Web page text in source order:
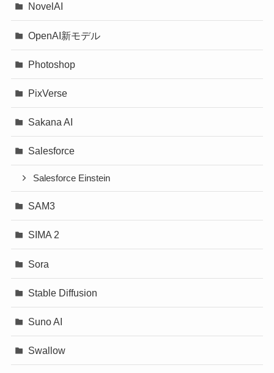
NovelAI
OpenAI新モデル
Photoshop
PixVerse
Sakana AI
Salesforce
Salesforce Einstein
SAM3
SIMA 2
Sora
Stable Diffusion
Suno AI
Swallow